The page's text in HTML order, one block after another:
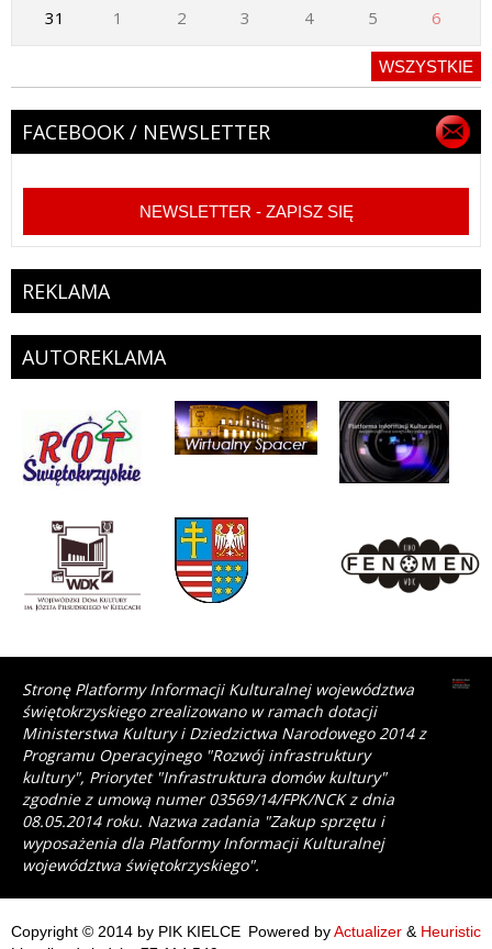
31
1 2 3 4 5 6
WSZYSTKIE
FACEBOOK / NEWSLETTER
NEWSLETTER - ZAPISZ SIĘ
REKLAMA
AUTOREKLAMA
Stronę Platformy Informacji Kulturalnej województwa
świętokrzyskiego zrealizowano w ramach dotacji
Ministerstwa Kultury i Dziedzictwa Narodowego 2014 z
Programu Operacyjnego "Rozwój infrastruktury
kultury", Priorytet "Infrastruktura domów kultury"
zgodnie z umową numer 03569/14/FPK/NCK z dnia
08.05.2014 roku. Nazwa zadania "Zakup sprzętu i
wyposażenia dla Platformy Informacji Kulturalnej
województwa świętokrzyskiego".
Powered byActualizer & Heuristic
Copyright © 2014 by PIK KIELCE